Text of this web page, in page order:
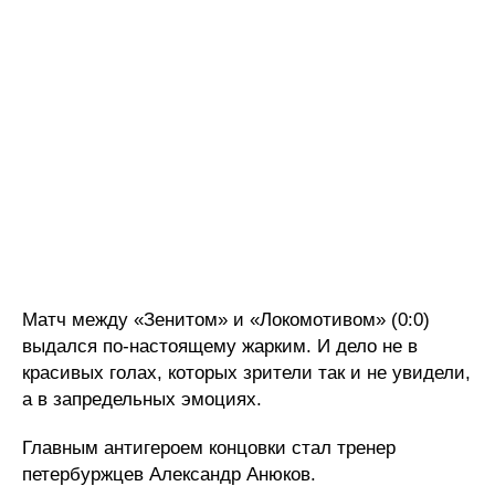
Матч между «Зенитом» и «Локомотивом» (0:0)
выдался по-настоящему жарким. И дело не в
красивых голах, которых зрители так и не увидели,
а в запредельных эмоциях.
Главным антигероем концовки стал тренер
петербуржцев Александр Анюков.